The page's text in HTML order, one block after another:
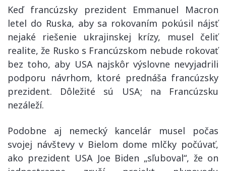
Keď francúzsky prezident Emmanuel Macron
letel do Ruska, aby sa rokovaním pokúsil nájsť
nejaké riešenie ukrajinskej krízy, musel čeliť
realite, že Rusko s Francúzskom nebude rokovať
bez toho, aby USA najskôr výslovne nevyjadrili
podporu návrhom, ktoré prednáša francúzsky
prezident. Dôležité sú USA; na Francúzsku
nezáleží.
Podobne aj nemecký kancelár musel počas
svojej návštevy v Bielom dome mlčky počúvať,
ako prezident USA Joe Biden „sľuboval“, že on